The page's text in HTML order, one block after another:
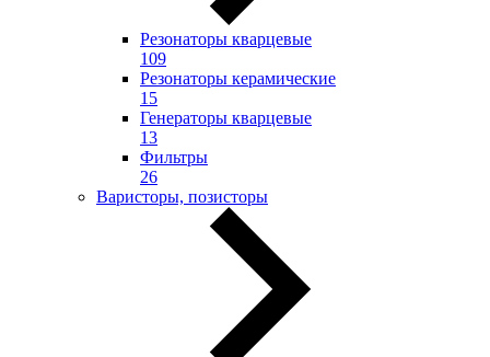
Резонаторы кварцевые
109
Резонаторы керамические
15
Генераторы кварцевые
13
Фильтры
26
Варисторы, позисторы